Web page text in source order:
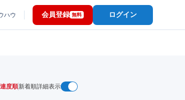
ハウ 会員登録 無料 ログイン
度順新着順詳細表示